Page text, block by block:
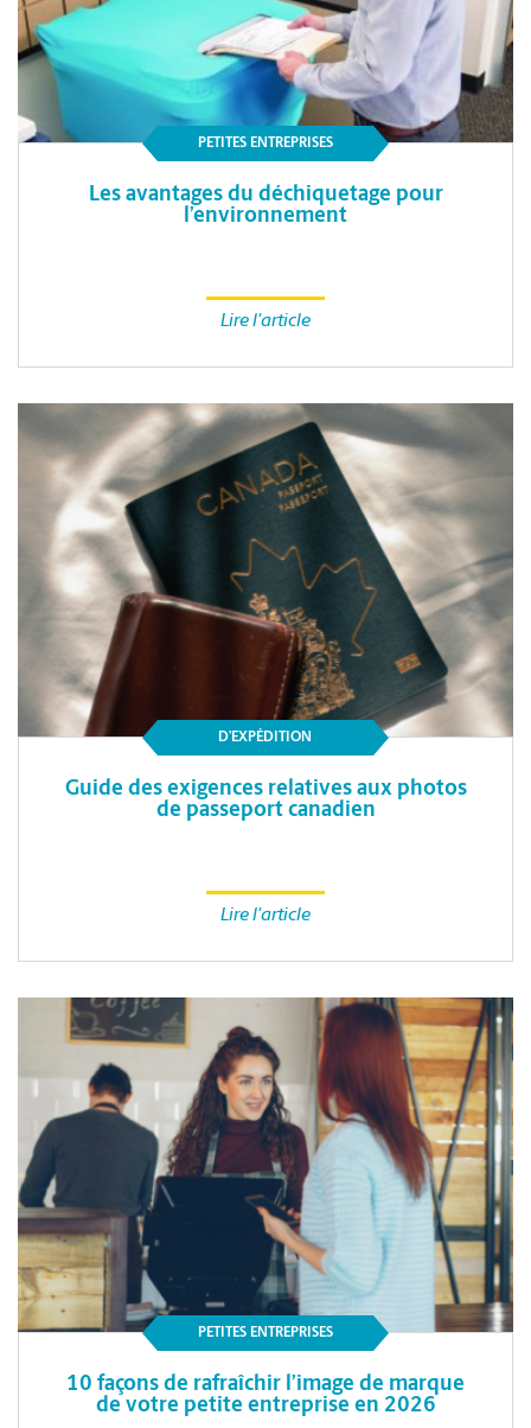
PETITES ENTREPRISES
Les avantages du déchiquetage pour
l’environnement
Lire l'article
D’EXPÉDITION
Guide des exigences relatives aux photos
de passeport canadien
Lire l'article
PETITES ENTREPRISES
10 façons de rafraîchir l’image de marque
de votre petite entreprise en 2026